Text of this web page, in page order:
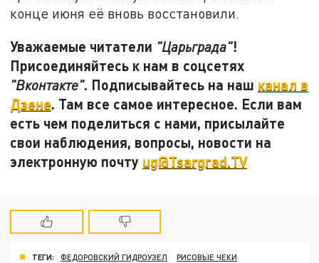
конце июня её вновь восстановили.
Уважаемые читатели "Царьграда"!
Присоединяйтесь к нам в соцсетях
"Вконтакте". Подписывайтесь на наш канал в
Дзене. Там все самое интересное. Если вам
есть чем поделиться с нами, присылайте
свои наблюдения, вопросы, новости на
электронную почту ug@Tsargrad.TV
ТЕГИ: ФЕДОРОВСКИЙ ГИДРОУЗЕЛ
РИСОВЫЕ ЧЕКИ